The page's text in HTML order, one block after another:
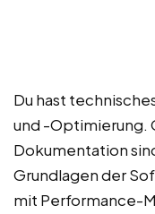
Du hast
und -Optimierung.
Dokumentation
Grundlagen der
mit Performance-